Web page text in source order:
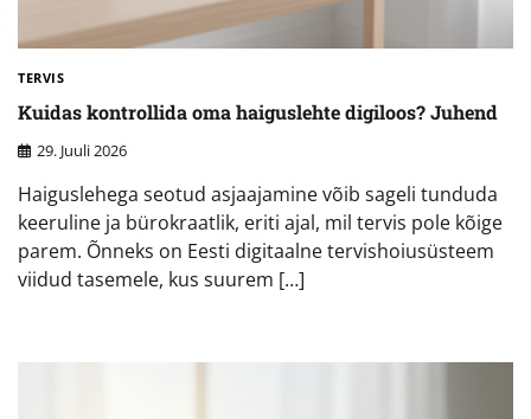
TERVIS
Kuidas kontrollida oma haiguslehte digiloos? Juhend
29. Juuli 2026
Haiguslehega seotud asjaajamine võib sageli tunduda
keeruline ja bürokraatlik, eriti ajal, mil tervis pole kõige
parem. Õnneks on Eesti digitaalne tervishoiusüsteem
viidud tasemele, kus suurem […]